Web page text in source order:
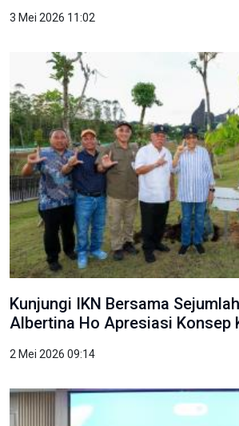
3 Mei 2026 11:02
Kunjungi IKN Bersama
Albertina Ho Apresiasi Konsep
2 Mei 2026 09:14